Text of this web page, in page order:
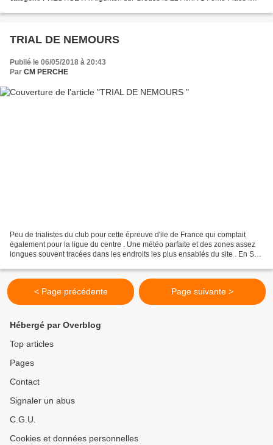
TRIAL DE NEMOURS
Publié le 06/05/2018 à 20:43
Par CM PERCHE
Peu de trialistes du club pour cette épreuve d'ile de France qui comptait
également pour la ligue du centre . Une météo parfaite et des zones assez
longues souvent tracées dans les endroits les plus ensablés du site . En S3
< Page précédente Page suivante >
Hébergé par Overblog
Top articles
Pages
Contact
Signaler un abus
C.G.U.
Cookies et données personnelles